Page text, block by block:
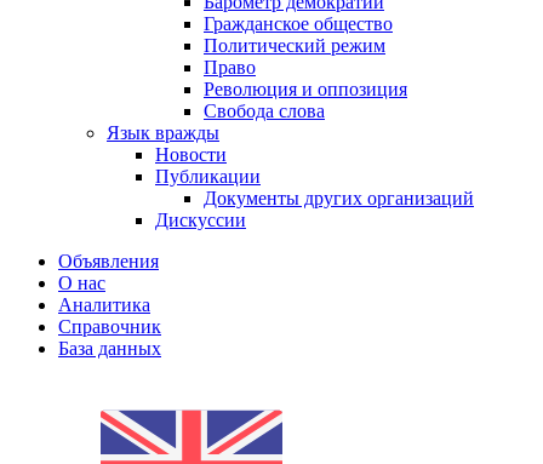
Гражданское общество
Политический режим
Право
Революция и оппозиция
Свобода слова
Язык вражды
Новости
Публикации
Документы других организаций
Дискуссии
Объявления
О нас
Аналитика
Справочник
База данных